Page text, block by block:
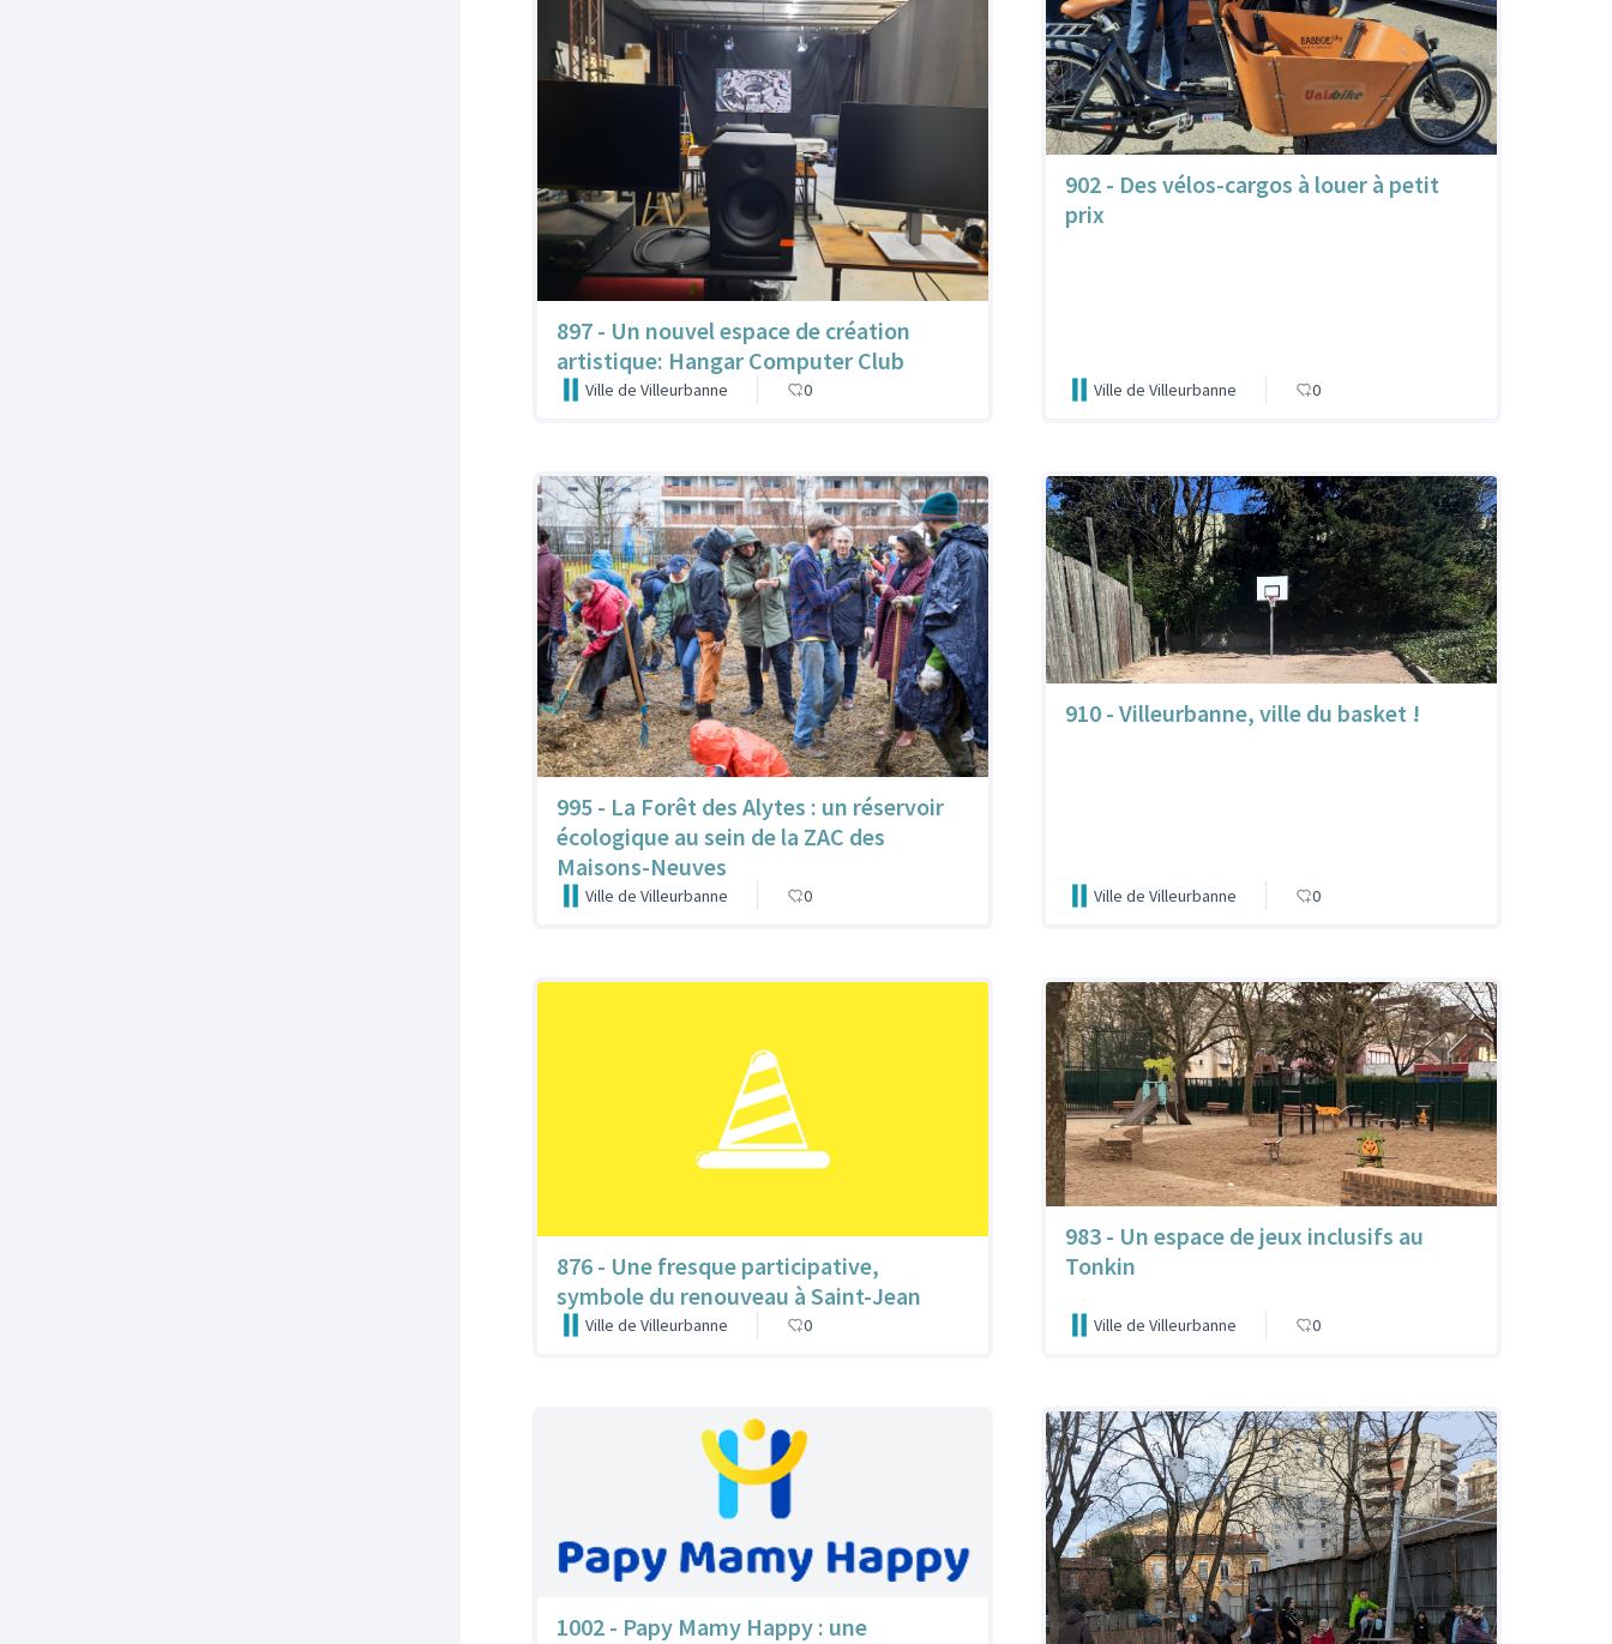
897 - Un nouvel espace de création
artistique: Hangar Computer Club
Ville de Villeurbanne 0
902 - Des vélos-cargos à louer à petit
prix
Ville de Villeurbanne 0
995 - La Forêt des Alytes : un réservoir
écologique au sein de la ZAC des
Maisons-Neuves
Ville de Villeurbanne 0
910 - Villeurbanne, ville du basket !
Ville de Villeurbanne 0
876 - Une fresque participative,
symbole du renouveau à Saint-Jean
Ville de Villeurbanne 0
983 - Un espace de jeux inclusifs au
Tonkin
Ville de Villeurbanne 0
1002 - Papy Mamy Happy : une